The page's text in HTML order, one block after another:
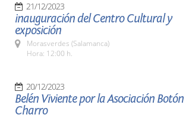
21/12/2023
inauguración del Centro Cultural y
exposición
Morasverdes (Salamanca)
Hora: 12:00 h.
20/12/2023
Belén Viviente por la Asociación Botón
Charro